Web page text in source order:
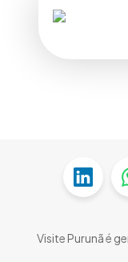
Visite Purunã é